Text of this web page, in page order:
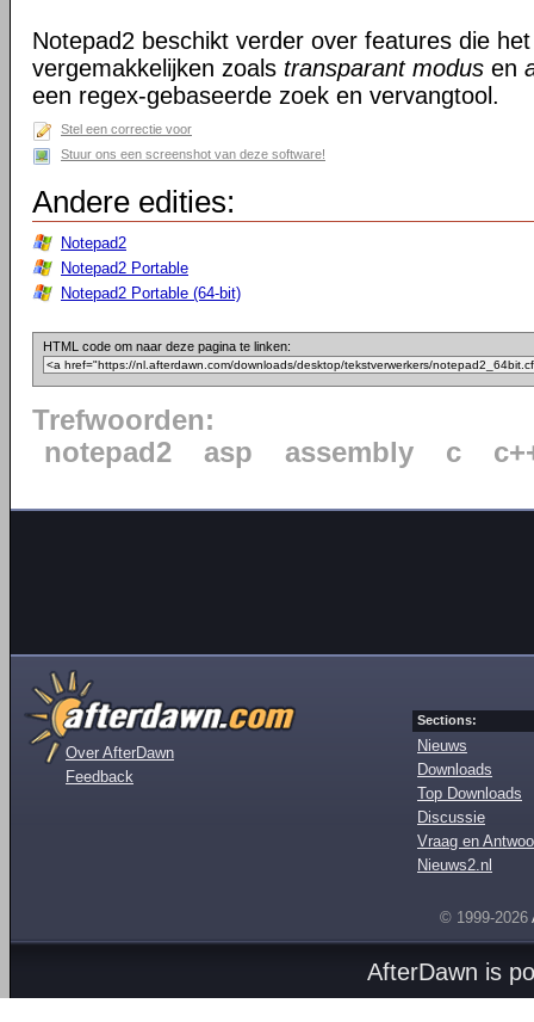
Notepad2 beschikt verder over features die
vergemakkelijken zoals transparant modus en
een regex-gebaseerde zoek en vervangtool.
Stel een correctie voor
Stuur ons een screenshot van deze software!
Andere edities:
Notepad2
Notepad2 Portable
Notepad2 Portable (64-bit)
HTML code om naar deze pagina te linken:
Trefwoorden:
notepad2
asp assembly c
Over AfterDawn
Feedback
Sections:
Nieuws
Downloads
Top Downloads
Discussie
Vraag en
Nieuws2.nl
© 1999-2026
AfterDawn is